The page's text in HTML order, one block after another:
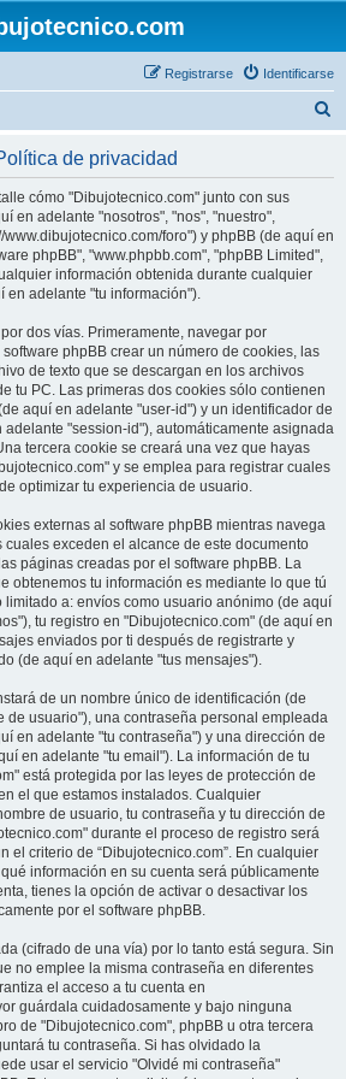
Identificarse
Registrarse
de privacidad
cómo "Dibujotecnico.com" junto con sus
en adelante "nosotros", "nos", "nuestro",
foro") y phpBB (de aquí en
phpBB", "www.phpbb.com", "phpBB Limited",
información obtenida durante cualquier
en adelante "tu información").
dos vías. Primeramente, navegar por
phpBB crear un número de cookies, las
de texto que se descargan en los archivos
tu PC. Las primeras dos cookies sólo contienen
aquí en adelante "user-id") y un identificador de
"session-id"), automáticamente asignada
tercera cookie se creará una vez que hayas
y se emplea para registrar cuales
optimizar tu experiencia de usuario.
externas al software phpBB mientras navega
cuales exceden el alcance de este documento
páginas creadas por el software phpBB. La
obtenemos tu información es mediante lo que tú
limitado a: envíos como usuario anónimo (de aquí
tu registro en "Dibujotecnico.com" (de aquí en
enviados por ti después de registrarte y
(de aquí en adelante "tus mensajes").
de un nombre único de identificación (de
de usuario"), una contraseña personal empleada
en adelante "tu contraseña") y una dirección de
en adelante "tu email"). La información de tu
está protegida por las leyes de protección de
el que estamos instalados. Cualquier
de usuario, tu contraseña y tu dirección de
durante el proceso de registro será
el criterio de “Dibujotecnico.com”. En cualquier
información en su cuenta será públicamente
tienes la opción de activar o desactivar los
por el software phpBB.
(cifrado de una vía) por lo tanto está segura. Sin
no emplee la misma contraseña en diferentes
el acceso a tu cuenta en
guárdala cuidadosamente y bajo ninguna
de "Dibujotecnico.com", phpBB u otra tercera
tu contraseña. Si has olvidado la
usar el servicio "Olvidé mi contraseña"